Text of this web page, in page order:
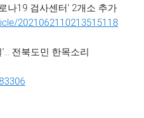
나19 검사센터' 2개소 추가
2021062110213515118
전북도민 한목소리